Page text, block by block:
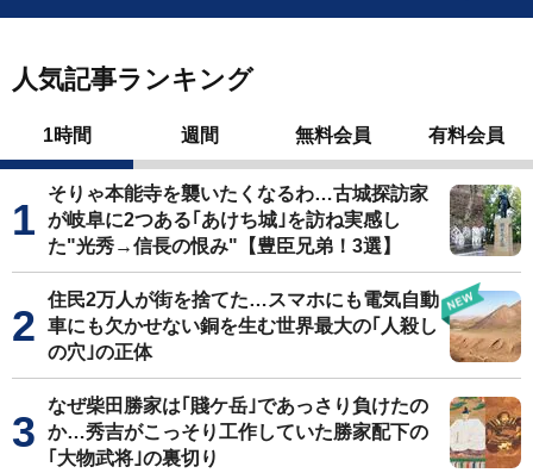
人気記事ランキング
1時間 週間 無料会員 有料会員
そりゃ本能寺を襲いたくなるわ…古城探訪家
が岐阜に2つある｢あけち城｣を訪ね実感し
た"光秀→信長の恨み"【豊臣兄弟！3選】
住民2万人が街を捨てた…スマホにも電気自動
車にも欠かせない銅を生む世界最大の｢人殺し
の穴｣の正体
なぜ柴田勝家は｢賤ケ岳｣であっさり負けたの
か…秀吉がこっそり工作していた勝家配下の
｢大物武将｣の裏切り